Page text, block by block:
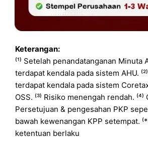
Keterangan:
⁽¹⁾ Setelah penandatanganan Minuta
terdapat kendala pada sistem AHU.
terdapat kendala pada sistem
OSS. ⁽³⁾ Risiko menengah rendah. ⁽⁴⁾
Persetujuan & pengesahan PKP
bawah kewenangan KPP setempat.
ketentuan berlaku